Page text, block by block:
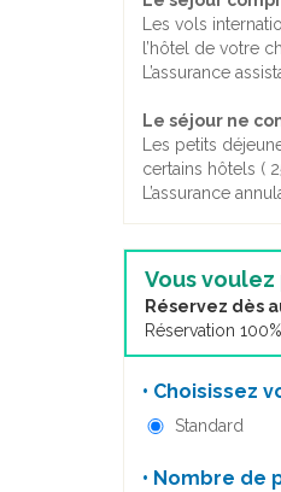
Les vols
l’hôtel de votre
L’assurance
Le séjour ne
Les petits
certains hôtels (
L’assurance
Vous
Réservez dès
Réservation
• Choisissez
Standard
• Nombre de